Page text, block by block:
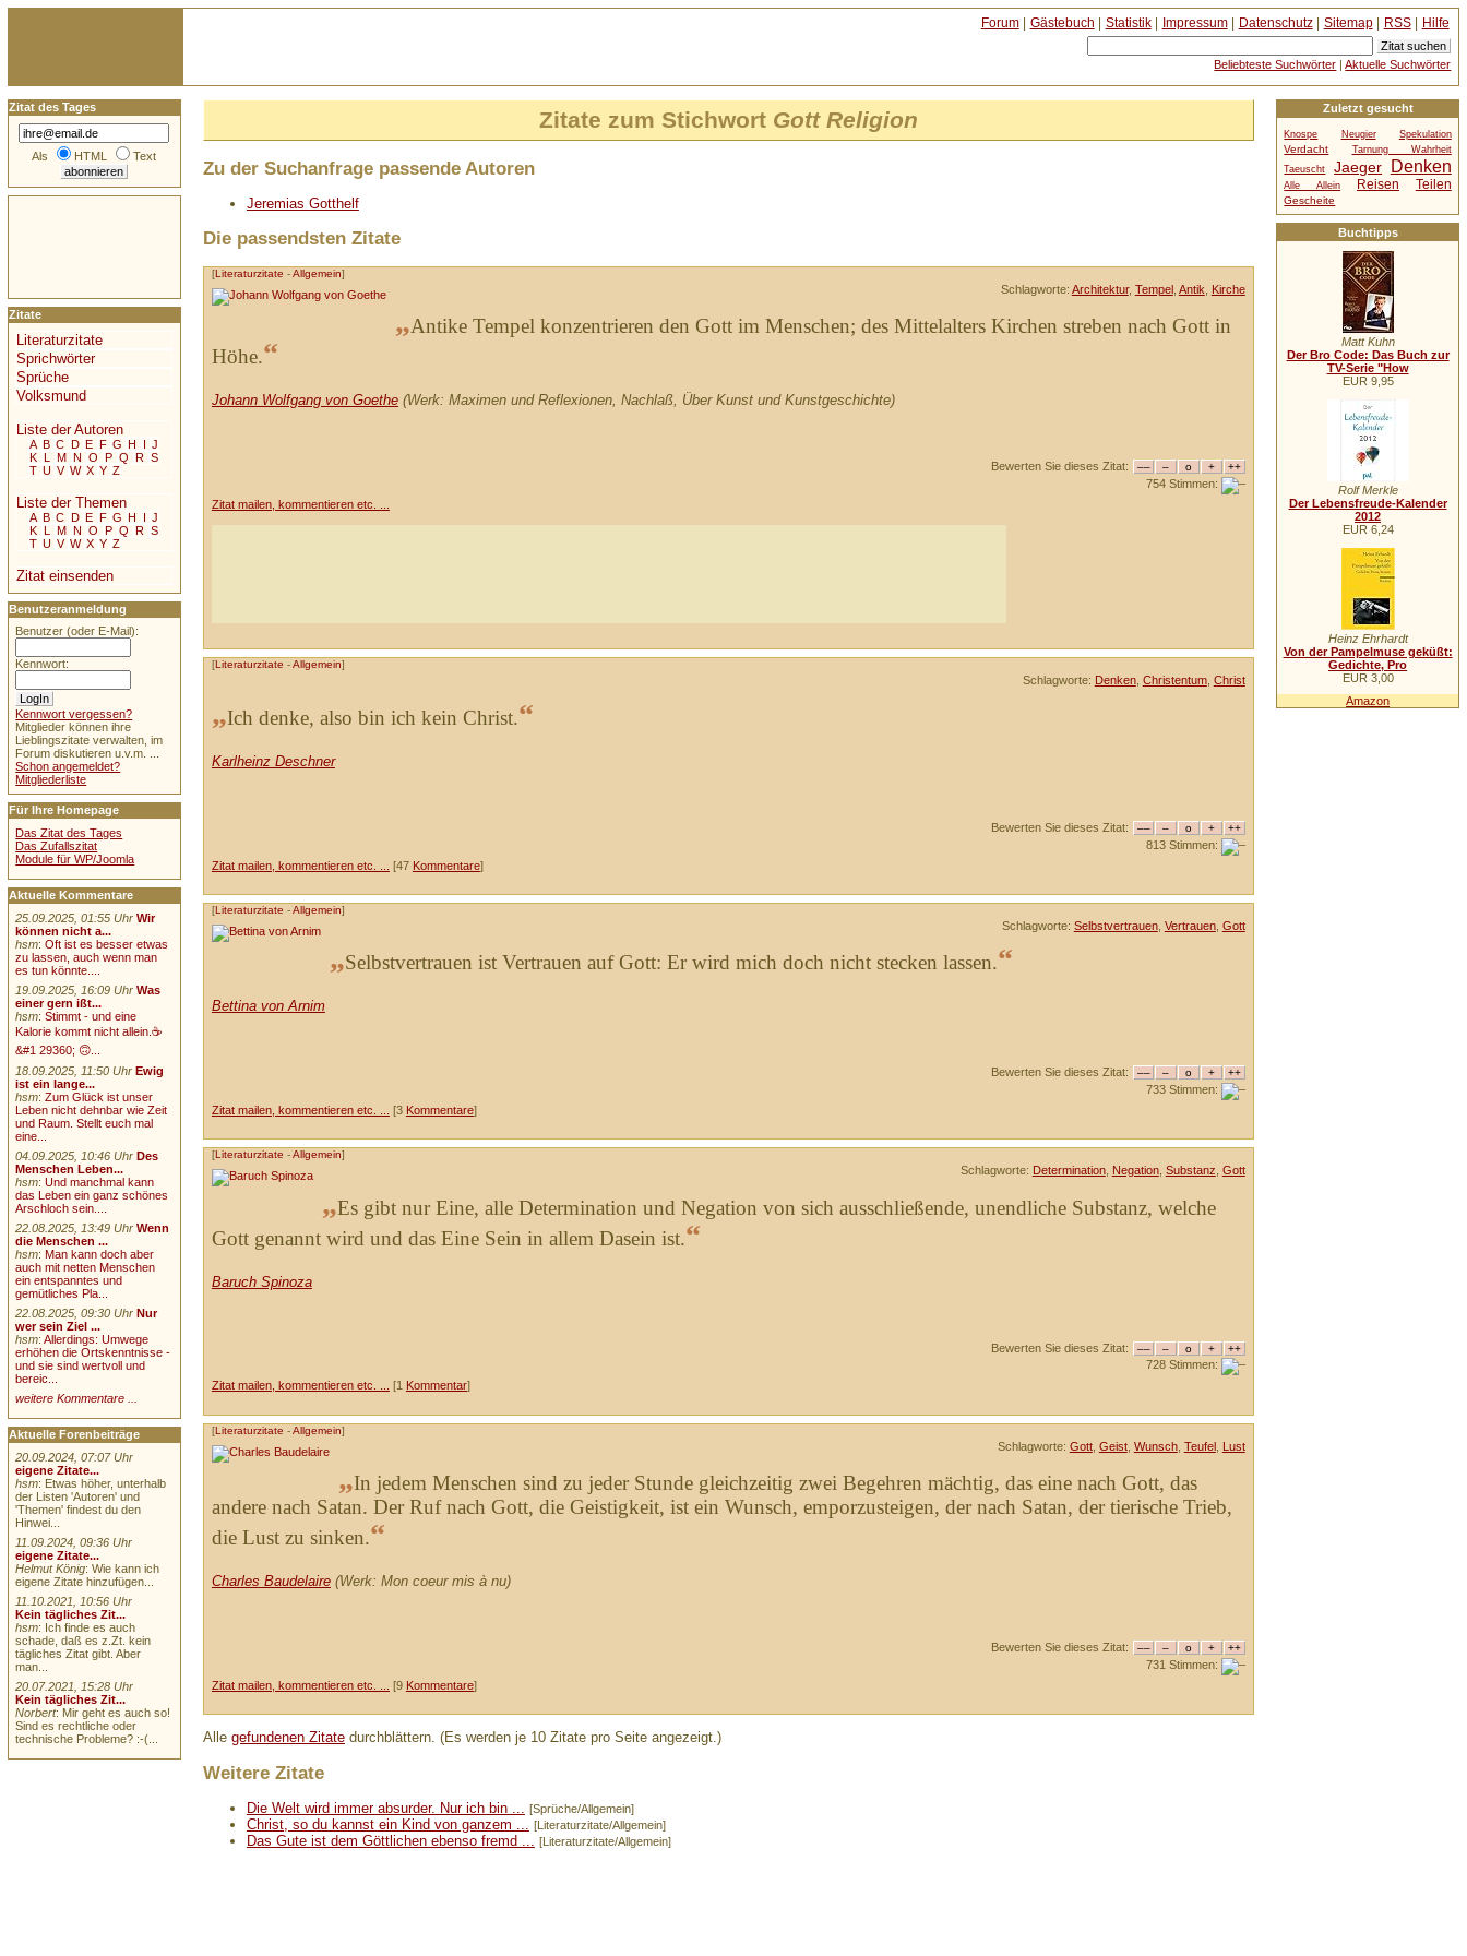
Zitate zum Stichwort Gott Religion
Zu der Suchanfrage passende Autoren
Jeremias Gotthelf
Die passendsten Zitate
[Literaturzitate -Allgemein]
Schlagworte: Architektur, Tempel, Antik Kirche
„Antike Tempel konzentrieren den Gott im Menschen; des Mittelalters Kirchen streben nach Gott in
Höhe.“
Johann Wolfgang von Goethe(Werk: Maximen und Reflexionen, Nachlaß, Über Kunst und Kunstgeschichte)
Bewerten Sie dieses Zitat:
754 Stimmen:
Zitat mailen, kommentieren etc. ...
[Literaturzitate -Allgemein]
Schlagworte: Denken, Christentum, Christ
„Ich denke, also bin ich kein Christ.“
Karlheinz Deschner
Bewerten Sie dieses Zitat:
813 Stimmen:
Zitat mailen, kommentieren etc. ...
[47 Kommentare]
[Literaturzitate -Allgemein]
Schlagworte: Selbstvertrauen, Vertrauen, Gott
„Selbstvertrauen ist Vertrauen auf Gott: Er wird mich doch nicht stecken lassen.“
Bettina von Arnim
Bewerten Sie dieses Zitat:
733 Stimmen:
Zitat mailen, kommentieren etc. ...
[3 Kommentare]
[Literaturzitate -Allgemein]
Schlagworte: Determination, Negation, Substanz Gott
„Es gibt nur Eine, alle Determination und Negation von sich ausschließende, unendliche Substanz, welche
Gott genannt wird und das Eine Sein in allem Dasein ist.“
Baruch Spinoza
Bewerten Sie dieses Zitat:
728 Stimmen:
Zitat mailen, kommentieren etc. ...
[1 Kommentar]
[Literaturzitate -Allgemein]
Schlagworte: Gott, Geist, Wunsch, Teufel, Lust
„In jedem Menschen sind zu jeder Stunde gleichzeitig zwei Begehren mächtig, das eine nach Gott, das
andere nach Satan. Der Ruf nach Gott, die Geistigkeit, ist ein Wunsch, emporzusteigen, der nach Satan, der tierische Trieb,
die Lust zu sinken.“
Charles Baudelaire(Werk: Mon coeur mis à nu)
Bewerten Sie dieses Zitat:
731 Stimmen:
Zitat mailen, kommentieren etc. ...
[9 Kommentare]
Alle gefundenen Zitatedurchblättern. (Es werden je 10 Zitate pro Seite angezeigt.)
Weitere Zitate
Die Welt wird immer absurder. Nur ich bin ... [Sprüche/Allgemein]
Christ, so du kannst ein Kind von ganzem ... [Literaturzitate/Allgemein]
Das Gute ist dem Göttlichen ebenso fremd ... [Literaturzitate/Allgemein]
Zuletzt gesucht
Knospe Neugier Spekulation
Verdacht
Tarnung Wahrheit
Taeuscht
Jaeger Denken
Alle Allein Reisen Teilen
Gescheite
Buchtipps
Matt Kuhn
Der Bro Code: Das Buch zur
TV-Serie "How
EUR 9,95
Rolf Merkle
Der Lebensfreude-Kalender
2012
EUR 6,24
Heinz Ehrhardt
Von der Pampelmuse geküßt:
Gedichte, Pro
EUR 3,00
Amazon
Zitat des Tages
Als HTML Text
Zitate
Literaturzitate
Sprichwörter
Sprüche
Volksmund
Liste der Autoren
A B C D E F G H I J
K L M N O P Q R S
T U V W X Y Z
Liste der Themen
A B C D E F G H I J
K L M N O P Q R S
T U V W X Y Z
Zitat einsenden
Benutzeranmeldung
Benutzer (oder E-Mail):
Kennwort:
Kennwort vergessen?
Mitglieder können ihre
Lieblingszitate verwalten, im
Forum diskutieren u.v.m. ...
Schon angemeldet?
Mitgliederliste
Für Ihre Homepage
Das Zitat des Tages
Das Zufallszitat
Module für WP/Joomla
Aktuelle Kommentare
25.09.2025, 01:55 Uhr Wir
können nicht a...
hsm:Oft ist es besser etwas
zu lassen, auch wenn man
es tun könnte....
19.09.2025, 16:09 Uhr Was
einer gern ißt...
hsm:Stimmt - und eine
Kalorie kommt nicht allein.☕
&#1 29360; 🙃...
18.09.2025, 11:50 Uhr Ewig
ist ein lange...
hsm:Zum Glück ist unser
Leben nicht dehnbar wie Zeit
und Raum. Stellt euch mal
eine...
04.09.2025, 10:46 Uhr Des
Menschen Leben...
hsm:Und manchmal kann
das Leben ein ganz schönes
Arschloch sein....
22.08.2025, 13:49 Uhr Wenn
die Menschen ...
hsm:Man kann doch aber
auch mit netten Menschen
ein entspanntes und
gemütliches Pla...
22.08.2025, 09:30 Uhr Nur
wer sein Ziel ...
hsm:Allerdings: Umwege
erhöhen die Ortskenntnisse -
und sie sind wertvoll und
bereic...
weitere Kommentare ...
Aktuelle Forenbeiträge
20.09.2024, 07:07 Uhr
eigene Zitate...
hsm: Etwas höher, unterhalb
der Listen 'Autoren' und
'Themen' findest du den
Hinwei...
11.09.2024, 09:36 Uhr
eigene Zitate...
Helmut König: Wie kann ich
eigene Zitate hinzufügen...
11.10.2021, 10:56 Uhr
Kein tägliches Zit...
hsm: Ich finde es auch
schade, daß es z.Zt. kein
tägliches Zitat gibt. Aber
man...
20.07.2021, 15:28 Uhr
Kein tägliches Zit...
Norbert: Mir geht es auch so!
Sind es rechtliche oder
technische Probleme? :-(...
Forum| Gästebuch | Statistik| Impressum| Datenschutz| Sitemap| RSS| Hilfe
Beliebteste Suchwörter |Aktuelle Suchwörter